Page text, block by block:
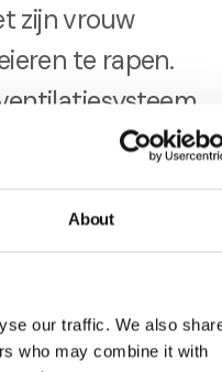
About
our traffic. We also
who may combine it with
zijn vrouw
te rapen.
de kwaliteit
Units. Die
„De
het zittende